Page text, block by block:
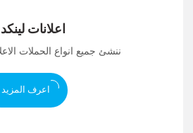
اعلانات
ننشئ جميع انواع الحملات
اعرف المزيد